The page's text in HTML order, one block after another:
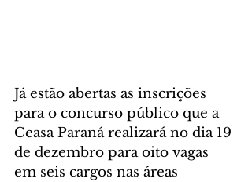
Já estão abertas as inscrições
para o concurso público que a
Ceasa Paraná realizará no dia 19
de dezembro para oito vagas
em seis cargos nas áreas